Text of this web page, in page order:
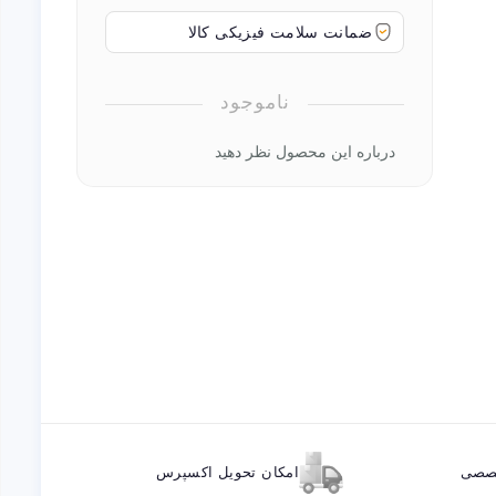
ضمانت سلامت فیزیکی کالا
ناموجود
درباره این محصول نظر دهید
امکان تحویل اکسپرس